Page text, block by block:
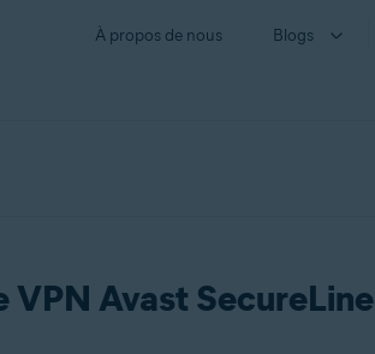
À propos de nous Blogs
VPN Avast SecureLine